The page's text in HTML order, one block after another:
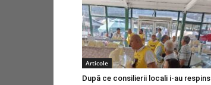
Articole
După ce consilierii locali i-au respins